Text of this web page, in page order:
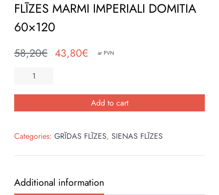
FLĪZES MARMI IMPERIALI DOMITIA
60×120
58,20€
Original
43,80€
Current
ar PVN
FLĪZES
DOMITIA
quantity
Add to cart
Categories: GRĪDAS FLĪZES, SIENAS FLĪZES
Additional information